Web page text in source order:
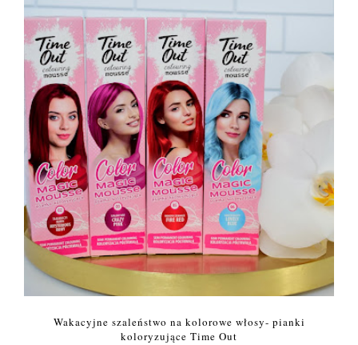
Wakacyjne szaleństwo na kolorowe włosy- pianki
koloryzujące Time Out